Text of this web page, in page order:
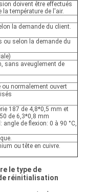
doivent être effectués
la température de l'air.
la demande du client.
ou selon la demande du
sans aveuglement de
ou normalement ouvert
187 de 4,8*0,5 mm et
de 6,3*0,8 mm
angle de flexion: 0 à 90 °C,
ou tête en cuivre.
le type de
réinitialisation